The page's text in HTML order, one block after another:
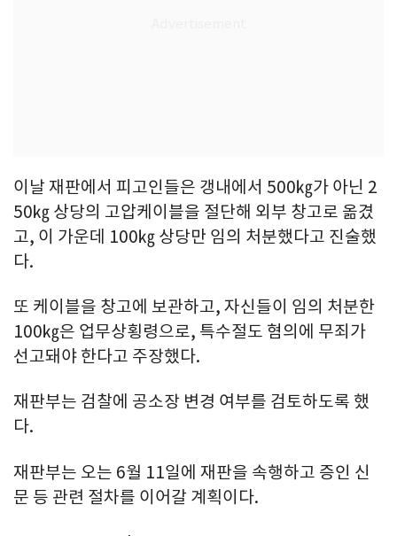
이날 재판에서 피고인들은 갱내에서 500㎏가 아닌 2
50㎏ 상당의 고압케이블을 절단해 외부 창고로 옮겼
고, 이 가운데 100㎏ 상당만 임의 처분했다고 진술했
다.
또 케이블을 창고에 보관하고, 자신들이 임의 처분한
100㎏은 업무상횡령으로, 특수절도 혐의에 무죄가
선고돼야 한다고 주장했다.
재판부는 검찰에 공소장 변경 여부를 검토하도록 했
다.
재판부는 오는 6월 11일에 재판을 속행하고 증인 신
문 등 관련 절차를 이어갈 계획이다.